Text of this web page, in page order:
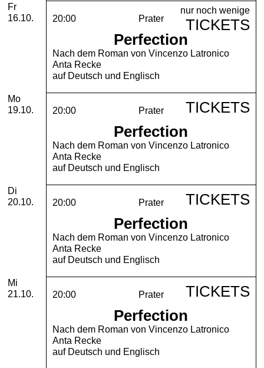
Freitag, 16. Oktober 2026
Fr
16.10.
20:00 Prater
Perfection
Nach dem Roman von Vincenzo Latronico
Anta Recke
auf Deutsch und Englisch
nur noch wenige
TICKETS
Montag, 19. Oktober 2026
Mo
19.10.
20:00 Prater
Perfection
Nach dem Roman von Vincenzo Latronico
Anta Recke
auf Deutsch und Englisch
TICKETS
Dienstag, 20. Oktober 2026
Di
20.10.
20:00 Prater
Perfection
Nach dem Roman von Vincenzo Latronico
Anta Recke
auf Deutsch und Englisch
TICKETS
Mittwoch, 21. Oktober 2026
Mi
21.10.
20:00 Prater
Perfection
Nach dem Roman von Vincenzo Latronico
Anta Recke
auf Deutsch und Englisch
TICKETS